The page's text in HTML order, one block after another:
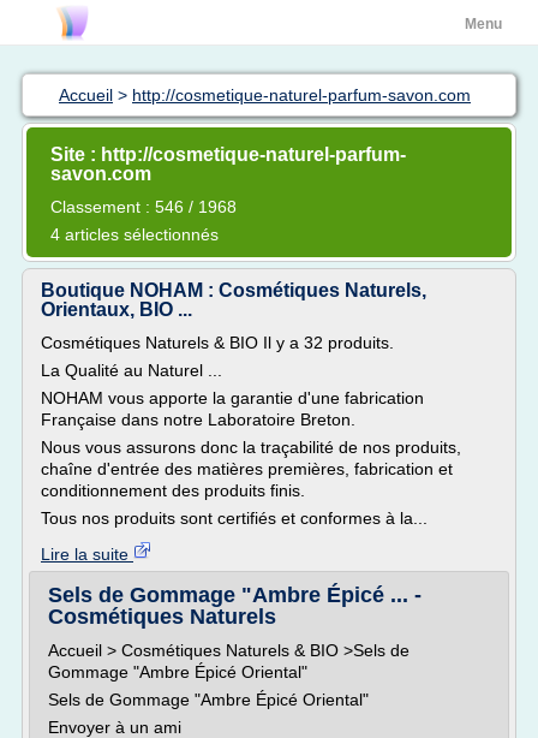
Menu
Accueil > http://cosmetique-naturel-parfum-savon.com
Site : http://cosmetique-naturel-parfum-
savon.com
Classement : 546 / 1968
4 articles sélectionnés
Boutique NOHAM : Cosmétiques Naturels,
Orientaux, BIO ...
Cosmétiques Naturels & BIO Il y a 32 produits.
La Qualité au Naturel ...
NOHAM vous apporte la garantie d'une fabrication
Française dans notre Laboratoire Breton.
Nous vous assurons donc la traçabilité de nos produits,
chaîne d'entrée des matières premières, fabrication et
conditionnement des produits finis.
Tous nos produits sont certifiés et conformes à la...
Lire la suite
Sels de Gommage "Ambre Épicé ... -
Cosmétiques Naturels
Accueil > Cosmétiques Naturels & BIO >Sels de
Gommage "Ambre Épicé Oriental"
Sels de Gommage "Ambre Épicé Oriental"
Envoyer à un ami